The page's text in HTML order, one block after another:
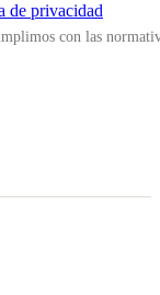
de privacidad
con las